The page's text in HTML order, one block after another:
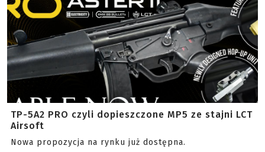
TP-5A2 PRO czyli dopieszczone MP5 ze stajni LCT
Airsoft
Nowa propozycja na rynku już dostępna.